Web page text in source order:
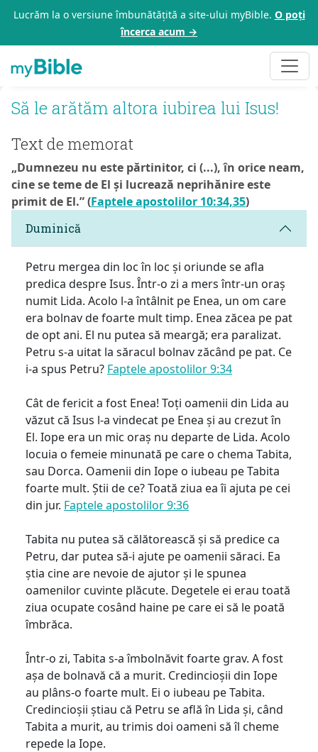
Lucrăm la o versiune îmbunătățită a site-ului myBible. O poți
încerca acum →
Să le arătăm altora iubirea lui Isus!
Text de memorat
„Dumnezeu nu este părtinitor, ci (...), în orice neam,
cine se teme de El și lucrează neprihănire este
primit de El.” (Faptele apostolilor 10:34,35)
Duminică
Petru mergea din loc în loc și oriunde se afla
predica despre Isus. Într-o zi a mers într-un oraș
numit Lida. Acolo l-a întâlnit pe Enea, un om care
era bolnav de foarte mult timp. Enea zăcea pe pat
de opt ani. El nu putea să meargă; era paralizat.
Petru s-a uitat la săracul bolnav zăcând pe pat. Ce
i-a spus Petru? Faptele apostolilor 9:34
Cât de fericit a fost Enea! Toți oamenii din Lida au
văzut că Isus l-a vindecat pe Enea și au crezut în
El. Iope era un mic oraș nu departe de Lida. Acolo
locuia o femeie minunată pe care o chema Tabita,
sau Dorca. Oamenii din Iope o iubeau pe Tabita
foarte mult. Știi de ce? Toată ziua ea îi ajuta pe cei
din jur. Faptele apostolilor 9:36
Tabita nu putea să călătorească și să predice ca
Petru, dar putea să-i ajute pe oamenii săraci. Ea
știa cine are nevoie de ajutor și le spunea
oamenilor cuvinte plăcute. Degetele ei erau toată
ziua ocupate cosând haine pe care ei să le poată
îmbrăca.
Într-o zi, Tabita s-a îmbolnăvit foarte grav. A fost
așa de bolnavă că a murit. Credincioșii din Iope
au plâns-o foarte mult. Ei o iubeau pe Tabita.
Credincioșii știau că Petru se află în Lida și, când
Tabita a murit, au trimis doi oameni să îl cheme
repede la Iope.